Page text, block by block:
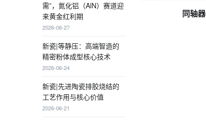
需”，氮化铝（AlN）赛道迎
来黄金红利期
2026-06-27
新瓷|等静压：高端智造的
精密粉体成型核心技术
2026-06-24
新瓷|先进陶瓷排胶烧结的
工艺作用与核心价值
2026-06-21
同轴器